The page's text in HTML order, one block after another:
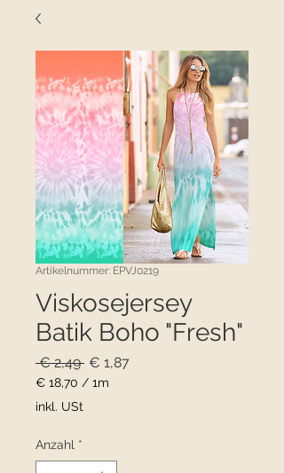
Artikelnummer: EPVJ0219
Viskosejersey
Batik Boho "Fresh"
€ 2,49 Standardpreis
€ 1,87
€ 18,70 / 1m
€ 18,70
Meter
inkl. USt
Anzahl *